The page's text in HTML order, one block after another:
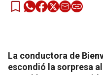
La conductora de
escondió la sorpresa